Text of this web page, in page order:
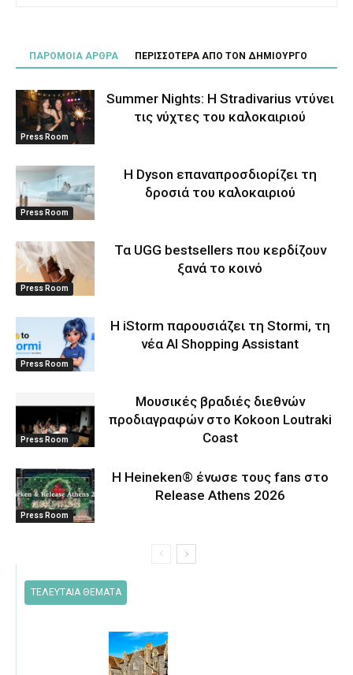
ΠΑΡΟΜΟΙΑ ΑΡΘΡΑ ΠΕΡΙΣΣΟΤΕΡΑ ΑΠΟ ΤΟΝ ΔΗΜΙΟΥΡΓΟ
Press Room
Summer Nights: Η Stradivarius ντύνει
τις νύχτες του καλοκαιριού
Press Room
Η Dyson επαναπροσδιορίζει τη
δροσιά του καλοκαιριού
Press Room
Τα UGG bestsellers που κερδίζουν
ξανά το κοινό
Press Room
Η iStorm παρουσιάζει τη Stormi, τη
νέα AI Shopping Assistant
Press Room
Μουσικές βραδιές διεθνών
προδιαγραφών στο Kokoon Loutraki
Coast
Press Room
Η Heineken® ένωσε τους fans στο
Release Athens 2026
ΤΕΛΕΥΤΑΙΑ ΘΕΜΑΤΑ